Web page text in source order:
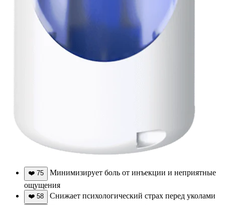
❤️ 75
Минимизирует боль от инъекции и неприятные
ощущения
❤️ 58 Снижает психологический страх перед уколами